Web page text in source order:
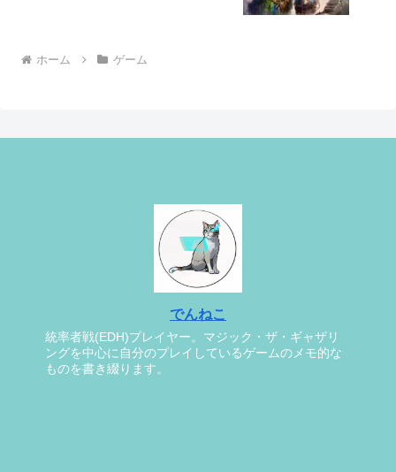
ホーム ゲーム
でんねこ
統率者戦(EDH)プレイヤー。マジック・ザ・ギャザリ
ングを中心に自分のプレイしているゲームのメモ的な
ものを書き綴ります。